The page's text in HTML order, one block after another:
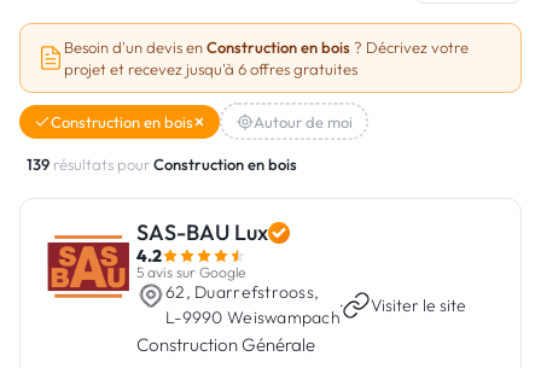
Réalisations
Aides et subventions
Vous êtes un Artisan ?
Besoin d'un devis enConstruction en bois ? Décrivez votre
projet et recevez jusqu'à 6 offres gratuites
Construction en bois Autour de moi
139 résultats pourConstruction en bois
SAS-BAU Lux
4.2
5 avis sur Google
62, Duarrefstrooss,
L-9990 Weiswampach
· Visiter le site
Construction Générale